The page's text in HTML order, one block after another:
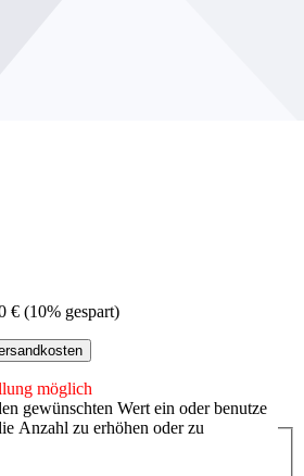
€ (10% gespart)
möglich
gewünschten Wert ein oder benutze
Anzahl zu erhöhen oder zu